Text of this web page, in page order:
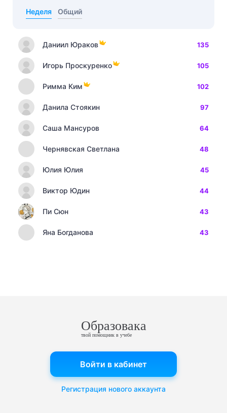
Неделя Общий
Даниил Юраков 135
Игорь Проскуренко 105
Римма Ким 102
Данила Стоякин 97
Саша Мансуров 64
Чернявская Светлана 48
Юлия Юлия 45
Виктор Юдин 44
Пи Сюн 43
Яна Богданова 43
Образовака
твой помощник в учебе
Войти в кабинет
Регистрация нового аккаунта